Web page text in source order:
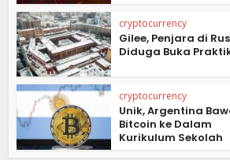
cryptocurrency
Gilee, Penjara di
Diduga Buka
cryptocurrency
Unik, Argentina
Bitcoin ke Dalam
Kurikulum Sekolah